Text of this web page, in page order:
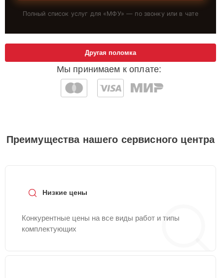
Полный список услуг для «МФУ» — по звонку или в чате
Мы принимаем к оплате:
Другая поломка
Преимущества нашего сервисного центра
Низкие цены
Конкурентные цены на все виды работ и типы
комплектующих